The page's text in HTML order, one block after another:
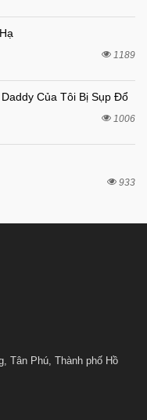
trước
trước
trước
trước
trước
1189
Của Tôi Bị Sụp Đổ
1006
933
Tân Phú, Thành phố Hồ